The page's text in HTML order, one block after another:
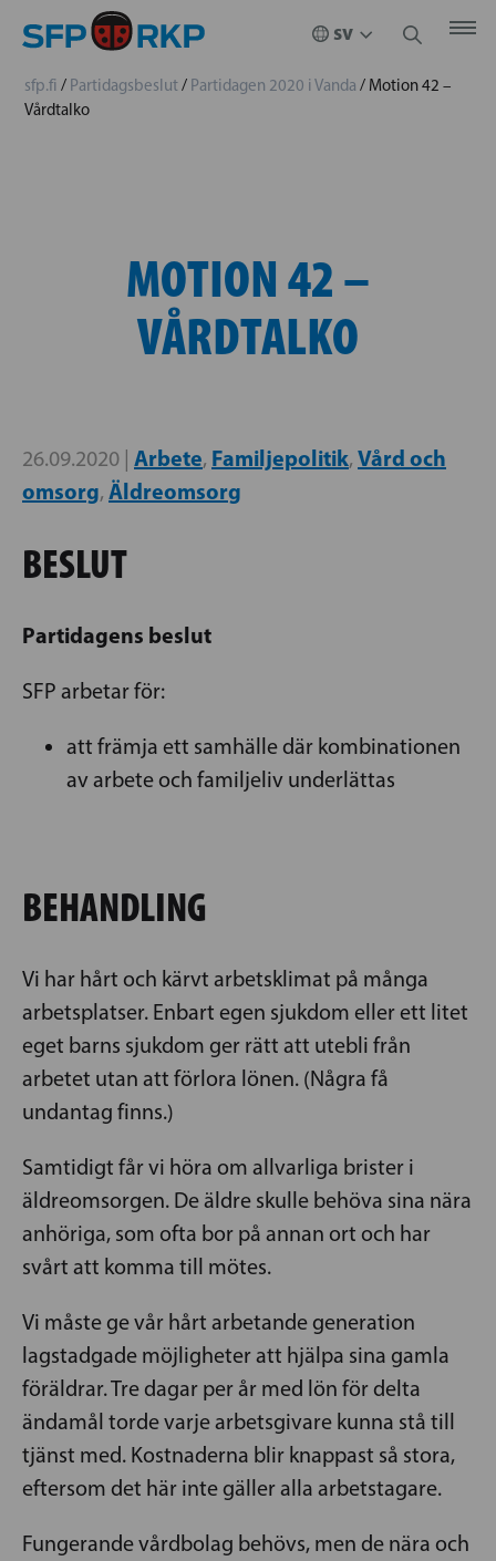
sfp.fi / Partidagsbeslut/ Partidagen 2020 i Vanda / Motion 42 –
Vårdtalko
MOTION 42 –
VÅRDTALKO
26.09.2020 | Arbete, Familjepolitik, Vård och
omsorg, Äldreomsorg
BESLUT
Partidagens beslut
SFP arbetar för:
att främja ett samhälle där kombinationen
av arbete och familjeliv underlättas
BEHANDLING
Vi har hårt och kärvt arbetsklimat på många
arbetsplatser. Enbart egen sjukdom eller ett litet
eget barns sjukdom ger rätt att utebli från
arbetet utan att förlora lönen. (Några få
undantag finns.)
Samtidigt får vi höra om allvarliga brister i
äldreomsorgen. De äldre skulle behöva sina nära
anhöriga, som ofta bor på annan ort och har
svårt att komma till mötes.
Vi måste ge vår hårt arbetande generation
lagstadgade möjligheter att hjälpa sina gamla
föräldrar. Tre dagar per år med lön för delta
ändamål torde varje arbetsgivare kunna stå till
tjänst med. Kostnaderna blir knappast så stora,
eftersom det här inte gäller alla arbetstagare.
Fungerande vårdbolag behövs, men de nära och